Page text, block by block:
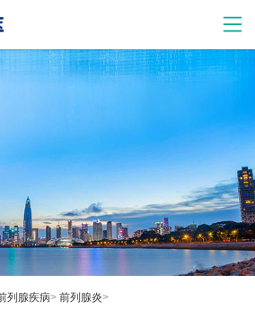
列腺疾病> 前列腺炎>